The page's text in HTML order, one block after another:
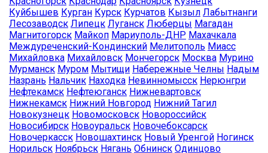
Куйбышев Курган Курск Курчатов Кызыл Лабытнанги
Лесозаводск Липецк Луганск Люберцы Магадан
Магнитогорск Майкоп Мариуполь-ДНР Махачкала
Междуреченский-Кондинский Мелитополь Миасс
Михайловка Михайловск Мончегорск Москва Мурино
Мурманск Муром Мытищи Набережные Челны Надым
Назрань Нальчик Находка Невинномысск Нерюнгри
Нефтекамск Нефтеюганск Нижневартовск
Нижнекамск Нижний Новгород Нижний Тагил
Новокузнецк Новомосковск Новороссийск
Новосибирск Новоуральск Новочебоксарск
Новочеркасск Новошахтинск Новый Уренгой Ногинск
Норильск Ноябрьск Нягань Обнинск Одинцово